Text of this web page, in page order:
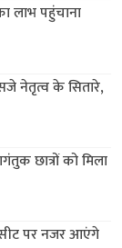
लाभ पहुंचाना
नेतृत्व के सितारे,
छात्रों को मिला
सीट पर नजर आएंगे